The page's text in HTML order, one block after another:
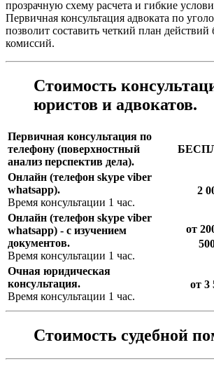
прозрачную схему расчета и гибкие
Первичная консультация адвоката по
позволит составить четкий план действий
комиссий.
Стоимость
юристов и адвокатов.
Первичная консультация по
телефону (поверхностный
анализ перспектив дела).
Онлайн (телефон skype viber
whatsapp).
Время консультации 1 час.
2
Онлайн (телефон skype viber
whatsapp) - с изучением
документов.
Время консультации 1 час.
от
Очная юридическая
консультация.
Время консультации 1 час.
от 3
Стоимость судебной